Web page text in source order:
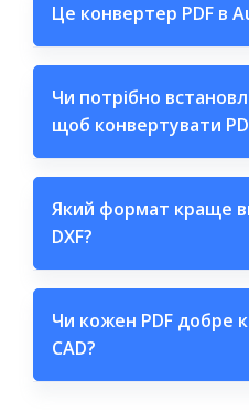
Це конвертер PDF в
Чи потрібно
щоб конвертувати
Який формат краще
DXF?
Чи кожен PDF добре
CAD?